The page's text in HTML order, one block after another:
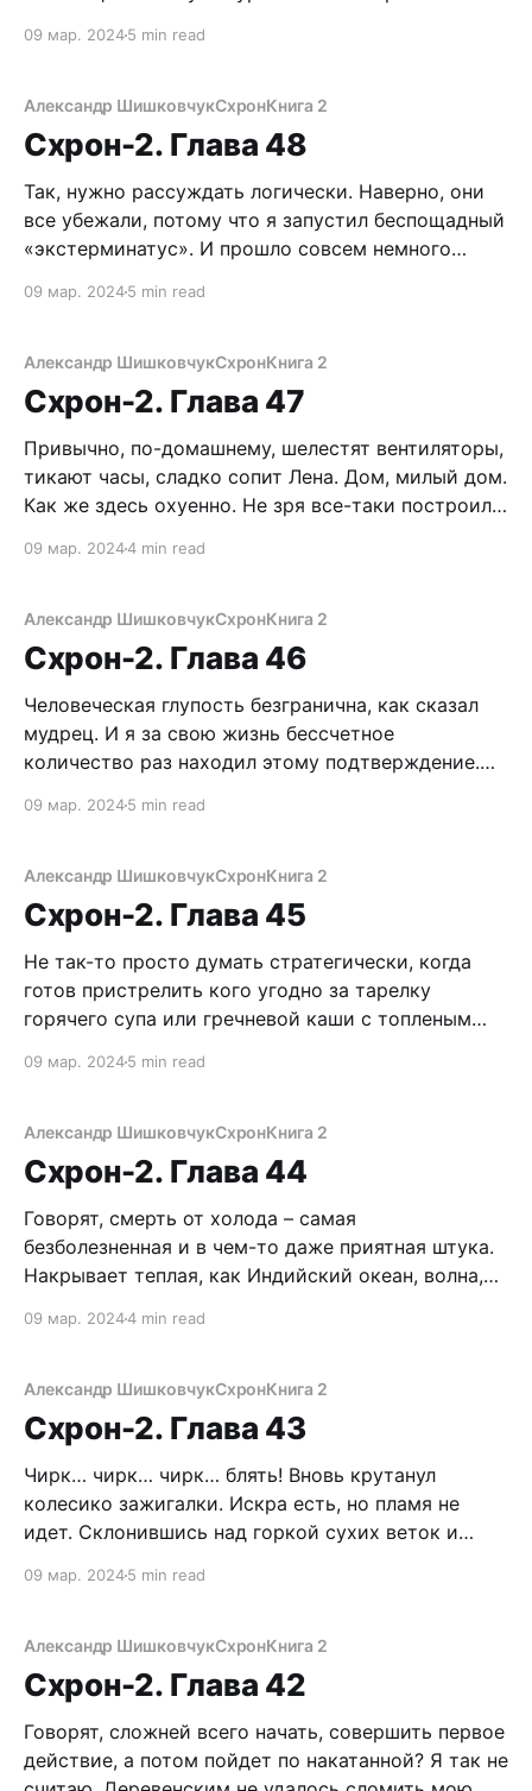
обмена пленными, деревенские устроят какую-
всего, не избежать. Ничего. Корд соскучился по
крови негодяев. Смертоносные очереди очистят
планету от зла. Но,
09 мар. 20245 min read
Александр ШишковчукСхронКнига 2
Схрон-2. Глава 48
Так, нужно рассуждать логически. Наверно, они
все убежали, потому что я запустил беспощадный
«экстерминатус». И прошло совсем немного
вернуть капсулу с цирконием на место! Может,
Стоп… какой цирконий? Там же должен быть
стронций-90… Неожиданно в
09 мар. 20245 min read
Александр ШишковчукСхронКнига 2
Схрон-2. Глава 47
Привычно, по-домашнему, шелестят вентиляторы,
тикают часы, сладко сопит Лена. Дом, милый дом.
Как же здесь охуенно. Не зря все-таки построил
труда удалось прогнать мысли о предстоящей
начал проваливаться в сон. Но мне помешали.
«Блин,
09 мар. 20244 min read
Александр ШишковчукСхронКнига 2
Схрон-2. Глава 46
Человеческая глупость безгранична, как сказал
мудрец. И я за свою жизнь бессчетное
количество раз находил этому подтверждение.
херню. Но то, что отмочили деревенские,
Можно было не опасаться, что услышат. Дикий
рев «Сушки» перекрывал все. Даже выстрелы
09 мар. 20245 min read
Александр ШишковчукСхронКнига 2
Схрон-2. Глава 45
Не так-то просто думать стратегически, когда
готов пристрелить кого угодно за тарелку
горячего супа или гречневой каши с топленым
живет зверь, дремлющий до поры. Но во время
порождение сотен миллионов лет эволюции,
пробуждается, заставляя заткнуться никчемный
разум.
09 мар. 20245 min read
Александр ШишковчукСхронКнига 2
Схрон-2. Глава 44
Говорят, смерть от холода – самая
безболезненная и в чем-то даже приятная штука.
Накрывает теплая, как Индийский океан, волна,
похожего на трупик тела. Я бы, может, рад был
не по-детски, словно на электрическом стуле.
Никакого тепла,
09 мар. 20244 min read
Александр ШишковчукСхронКнига 2
Схрон-2. Глава 43
Чирк… чирк… чирк… блять! Вновь крутанул
колесико зажигалки. Искра есть, но пламя не
идет. Склонившись над горкой сухих веток и
жизнь из моего мощного организма. Но я не
на природу. Я, можно сказать, мастер спорта по
выживанию. Отодрав примерзший магазин
09 мар. 20245 min read
Александр ШишковчукСхронКнига 2
Схрон-2. Глава 42
Говорят, сложней всего начать, совершить первое
действие, а потом пойдет по накатанной? Я так не